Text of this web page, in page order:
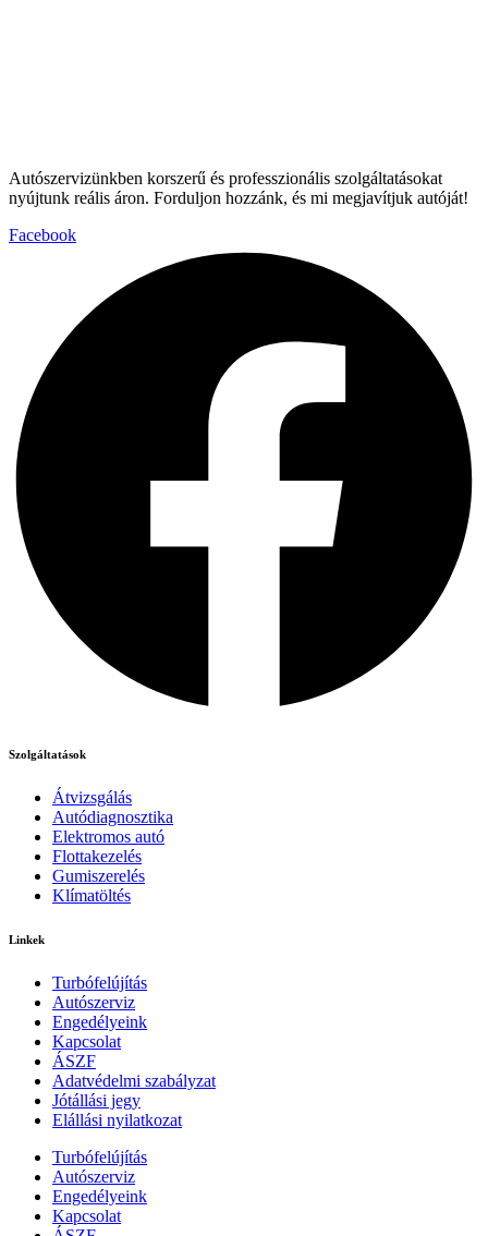
Autószervizünkben korszerű és professzionális szolgáltatásokat
nyújtunk reális áron. Forduljon hozzánk, és mi megjavítjuk autóját!
Facebook
Szolgáltatások
Átvizsgálás
Autódiagnosztika
Elektromos autó
Flottakezelés
Gumiszerelés
Klímatöltés
Linkek
Turbófelújítás
Autószerviz
Engedélyeink
Kapcsolat
ÁSZF
Adatvédelmi szabályzat
Jótállási jegy
Elállási nyilatkozat
Turbófelújítás
Autószerviz
Engedélyeink
Kapcsolat